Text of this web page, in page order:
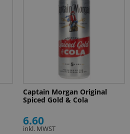
Captain Morgan Original
Spiced Gold & Cola
6.60
inkl. MWST